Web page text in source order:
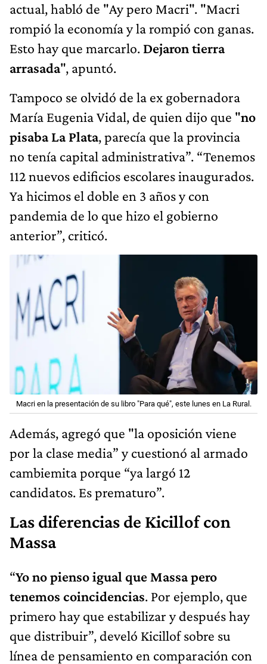
actual, habló de "Ay pero Macri". "Macri
rompió la economía y la rompió con ganas.
Esto hay que marcarlo. Dejaron tierra
arrasada", apuntó.
Tampoco se olvidó de la ex gobernadora
María Eugenia Vidal, de quien dijo que "no
pisaba La Plata, parecía que la provincia
no tenía capital administrativa”. “Tenemos
112 nuevos edificios escolares inaugurados.
Ya hicimos el doble en 3 años y con
pandemia de lo que hizo el gobierno
anterior”, criticó.
Macri en la presentación de su libro "Para qué", este lunes en La Rural.
Además, agregó que "la oposición viene
por la clase media” y cuestionó al armado
cambiemita porque “ya largó 12
candidatos. Es prematuro”.
Las diferencias de Kicillof con
Massa
“Yo no pienso igual que Massa pero
tenemos coincidencias. Por ejemplo, que
primero hay que estabilizar y después hay
que distribuir”, develó Kicillof sobre su
línea de pensamiento en comparación con